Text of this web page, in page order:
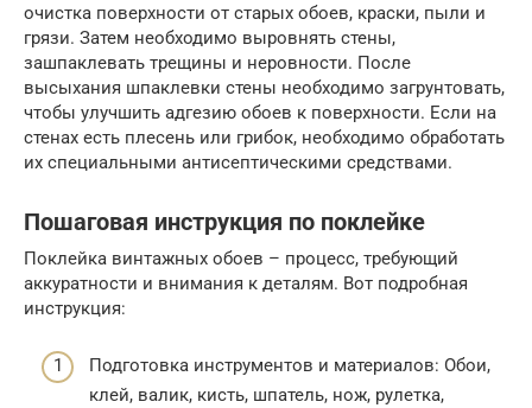
очистка поверхности от старых обоев, краски, пыли и
грязи. Затем необходимо выровнять стены,
зашпаклевать трещины и неровности. После
высыхания шпаклевки стены необходимо загрунтовать,
чтобы улучшить адгезию обоев к поверхности. Если на
стенах есть плесень или грибок, необходимо обработать
их специальными антисептическими средствами.
Пошаговая инструкция по поклейке
Поклейка винтажных обоев – процесс, требующий
аккуратности и внимания к деталям. Вот подробная
инструкция:
Подготовка инструментов и материалов: Обои,
клей, валик, кисть, шпатель, нож, рулетка,